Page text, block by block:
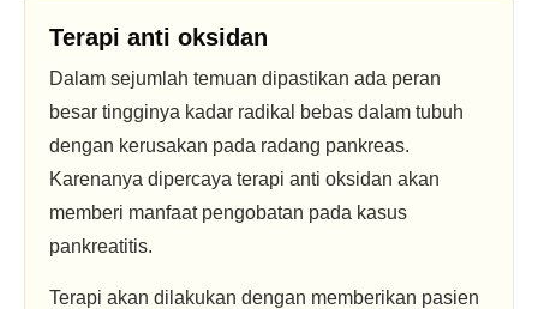
Terapi anti oksidan
Dalam sejumlah temuan dipastikan ada peran
besar tingginya kadar radikal bebas dalam tubuh
dengan kerusakan pada radang pankreas.
Karenanya dipercaya terapi anti oksidan akan
memberi manfaat pengobatan pada kasus
pankreatitis.
Terapi akan dilakukan dengan memberikan pasien